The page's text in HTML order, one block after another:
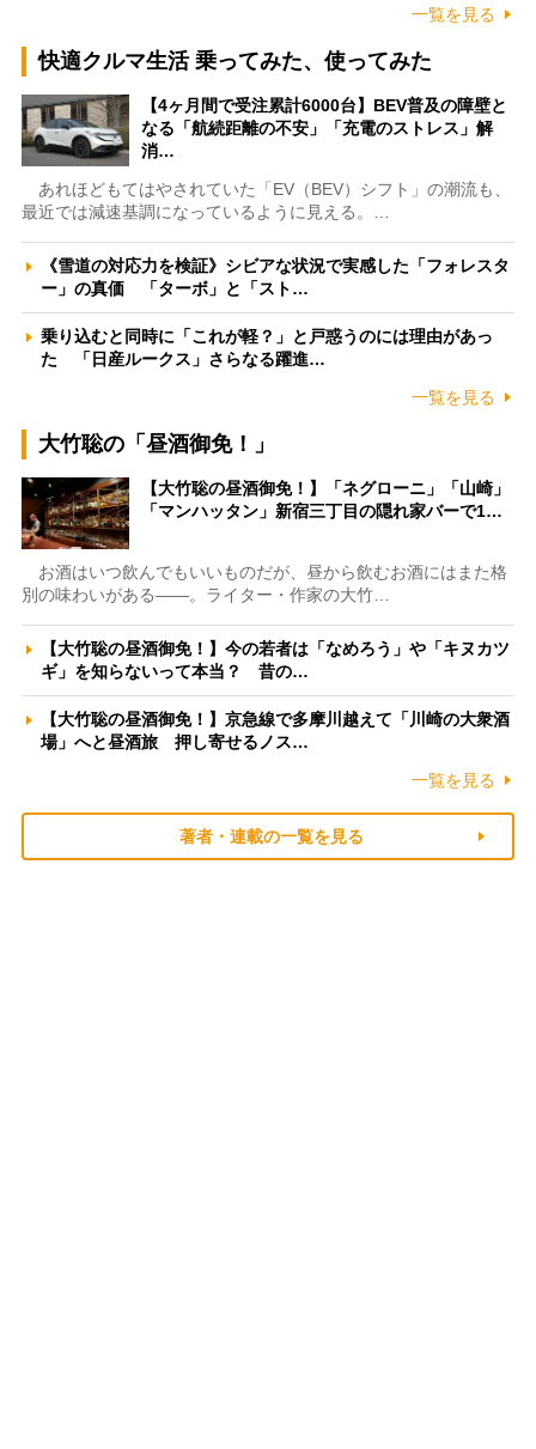
一覧を見る
快適クルマ生活 乗ってみた、使ってみた
【4ヶ月間で受注累計6000台】BEV普及の障壁と
なる「航続距離の不安」「充電のストレス」解
消…
あれほどもてはやされていた「EV（BEV）シフト」の潮流も、
最近では減速基調になっているように見える。…
《雪道の対応力を検証》シビアな状況で実感した「フォレスタ
ー」の真価 「ターボ」と「スト…
乗り込むと同時に「これが軽？」と戸惑うのには理由があっ
た 「日産ルークス」さらなる躍進…
一覧を見る
大竹聡の「昼酒御免！」
【大竹聡の昼酒御免！】「ネグローニ」「山崎」
「マンハッタン」新宿三丁目の隠れ家バーで1…
お酒はいつ飲んでもいいものだが、昼から飲むお酒にはまた格
別の味わいがある――。ライター・作家の大竹…
【大竹聡の昼酒御免！】今の若者は「なめろう」や「キヌカツ
ギ」を知らないって本当？ 昔の…
【大竹聡の昼酒御免！】京急線で多摩川越えて「川崎の大衆酒
場」へと昼酒旅 押し寄せるノス…
一覧を見る
著者・連載の一覧を見る